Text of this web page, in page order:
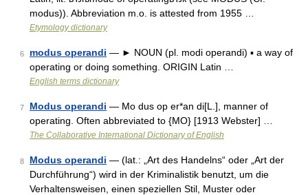
modus)). Abbreviation m.o. is attested from 1955 …
Etymology dictionary
6 modus operandi — ► NOUN (pl. modi operandi) ▪ a way of
operating or doing something. ORIGIN Latin …
English terms dictionary
7 Modus operandi — Mo dus op er*an di[L.], manner of
operating. Often abbreviated to {MO} [1913 Webster] …
The Collaborative International Dictionary of English
8 Modus operandi — (lat.: „Art des Handelns“ oder „Art der
Durchführung“) wird in der Kriminalistik benutzt, um die
Verhaltensweisen, einen speziellen Stil, Muster oder